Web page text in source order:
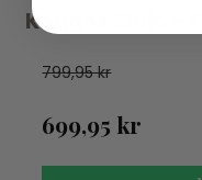
Konges Sløjd -
799,95 kr
699,95 kr